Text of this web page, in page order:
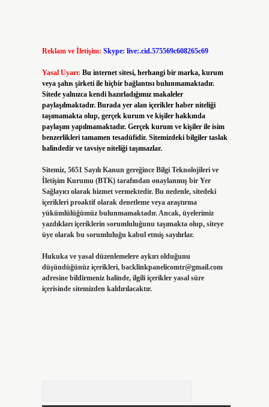
Reklam ve İletişim: Skype: live:.cid.575569c608265c69
Yasal Uyarı: Bu internet sitesi, herhangi bir marka, kurum
veya şahıs şirketi ile hiçbir bağlantısı bulunmamaktadır.
Sitede yalnızca kendi hazırladığımız makaleler
paylaşılmaktadır. Burada yer alan içerikler haber niteliği
taşımamakta olup, gerçek kurum ve kişiler hakkında
paylaşım yapılmamaktadır. Gerçek kurum ve kişiler ile isim
benzerlikleri tamamen tesadüfidir. Sitemizdeki bilgiler taslak
halindedir ve tavsiye niteliği taşımazlar.
Sitemiz, 5651 Sayılı Kanun gereğince Bilgi Teknolojileri ve
İletişim Kurumu (BTK) tarafından onaylanmış bir Yer
Sağlayıcı olarak hizmet vermektedir. Bu nedenle, sitedeki
içerikleri proaktif olarak denetleme veya araştırma
yükümlülüğümüz bulunmamaktadır. Ancak, üyelerimiz
yazdıkları içeriklerin sorumluluğunu taşımakta olup, siteye
üye olarak bu sorumluluğu kabul etmiş sayılırlar.
Hukuka ve yasal düzenlemelere aykırı olduğunu
düşündüğünüz içerikleri, backlinkpanelicomtr@gmail.com
adresine bildirmeniz halinde, ilgili içerikler yasal süre
içerisinde sitemizden kaldırılacaktır.